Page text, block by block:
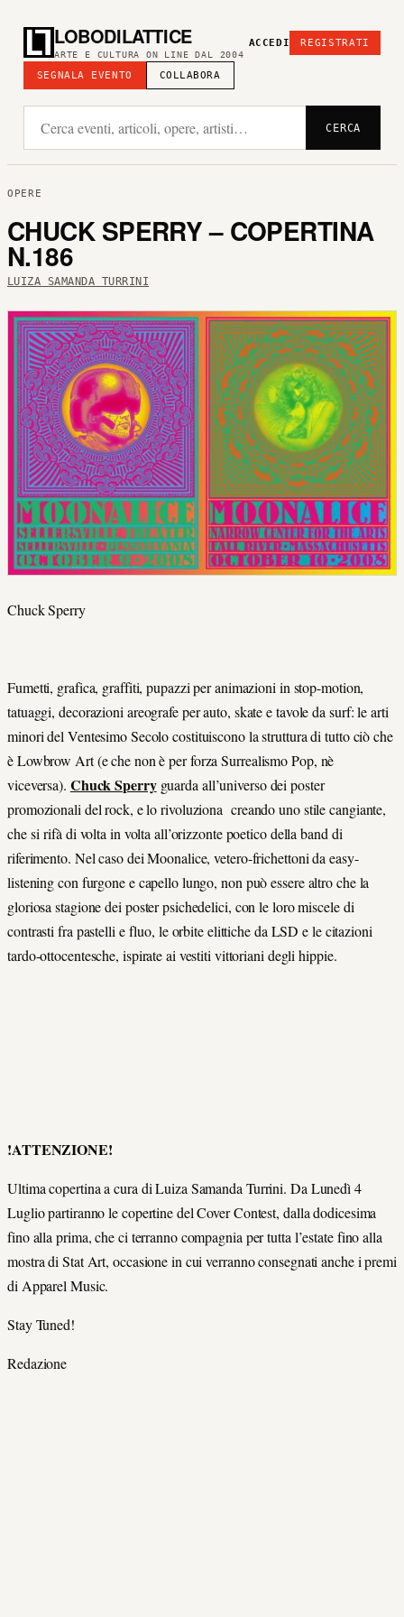
LOBODILATTICE
ARTE E CULTURA ON LINE DAL 2004
SEGNALA EVENTO COLLABORA
ACCEDI REGISTRATI
CERCA
OPERE
CHUCK SPERRY – COPERTINA
N.186
LUIZA SAMANDA TURRINI
Chuck Sperry
Fumetti, grafica, graffiti, pupazzi per animazioni in stop-motion,
tatuaggi, decorazioni areografe per auto, skate e tavole da surf: le arti
minori del Ventesimo Secolo costituiscono la struttura di tutto ciò che
è Lowbrow Art (e che non è per forza Surrealismo Pop, nè
viceversa). Chuck Sperryguarda all’universo dei poster
promozionali del rock, e lo rivoluziona creando uno stile cangiante,
che si rifà di volta in volta all’orizzonte poetico della band di
riferimento. Nel caso dei Moonalice, vetero-frichettoni da easy-
listening con furgone e capello lungo, non può essere altro che la
gloriosa stagione dei poster psichedelici, con le loro miscele di
contrasti fra pastelli e fluo, le orbite elittiche da LSD e le citazioni
tardo-ottocentesche, ispirate ai vestiti vittoriani degli hippie.
!ATTENZIONE!
Ultima copertina a cura di Luiza Samanda Turrini. Da Lunedì 4
Luglio partiranno le copertine del Cover Contest, dalla dodicesima
fino alla prima, che ci terranno compagnia per tutta l’estate fino alla
mostra di Stat Art, occasione in cui verranno consegnati anche i premi
di Apparel Music.
Stay Tuned!
Redazione